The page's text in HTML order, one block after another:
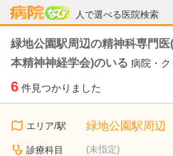
人で選べる医院検索
病院なび
緑地公園駅周辺の精神科専門
本精神神経学会)のいる 病院・ク
6 件見つかりました
エリア/駅 緑地公園駅周辺
診療科目 (未指定)